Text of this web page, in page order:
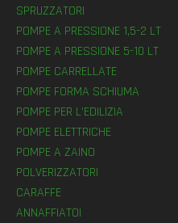
SPRUZZATORI
POMPE A PRESSIONE 1,5-2 LT
POMPE A PRESSIONE 5-10 LT
POMPE CARRELLATE
POMPE FORMA SCHIUMA
POMPE PER L’EDILIZIA
POMPE ELETTRICHE
POMPE A ZAINO
POLVERIZZATORI
CARAFFE
ANNAFFIATOI